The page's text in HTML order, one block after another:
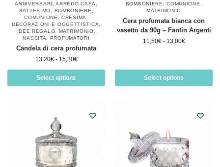
ANNIVERSARI ,ARREDO CASA
BATTESIMO
BOMBONIERE
COMUNIONE
,CRESIMA
DECORAZIONI E OGGETTISTICA
IDEE REGALO
MATRIMONIO
NASCITA
PROFUMATORI
Candela di cera profumata
13,20€ - 15,20€
Select options
BOMBONIERE ,COMUNIONE
MATRIMONIO
Cera profumata bianca con
vasetto da 90g – Fantin Argenti
11,50€ - 13,00€
Select options